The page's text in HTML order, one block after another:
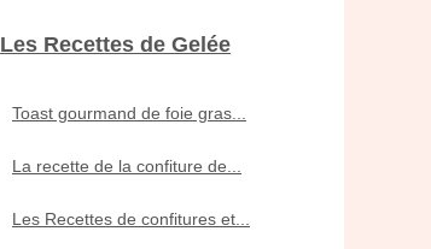
Les Recettes de Gelée
Toast gourmand de foie gras...
La recette de la confiture de...
Les Recettes de confitures et...